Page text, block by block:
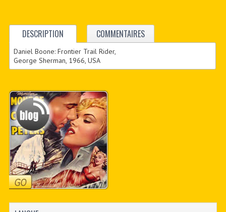
DESCRIPTION COMMENTAIRES
Daniel Boone: Frontier Trail Rider,
George Sherman, 1966, USA